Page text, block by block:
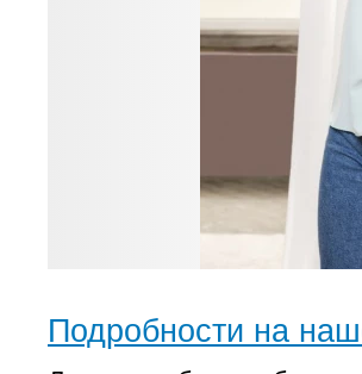
Подробности на